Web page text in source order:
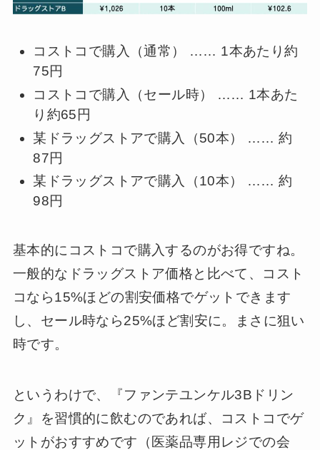
コストコで購入（通常） …… 1本あたり約
75円
コストコで購入（セール時） …… 1本あた
り約65円
某ドラッグストアで購入（50本） …… 約
87円
某ドラッグストアで購入（10本） …… 約
98円
基本的にコストコで購入するのがお得ですね。
一般的なドラッグストア価格と比べて、コスト
コなら15%ほどの割安価格でゲットできます
し、セール時なら25%ほど割安に。まさに狙い
時です。
というわけで、『ファンテユンケル3Bドリン
ク』を習慣的に飲むのであれば、コストコでゲ
ットがおすすめです（医薬品専用レジでの会